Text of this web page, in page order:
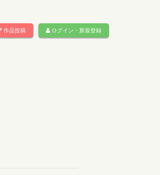
作品投稿 ログイン・新規登録